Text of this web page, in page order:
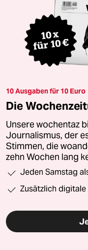
10 Ausgaben für 10 Euro
Die
Unsere wochentaz
Journalismus, der
Stimmen, die
zehn Wochen lang
Jeden Samstag
Zusätzlich